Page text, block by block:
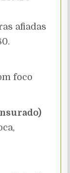
afiadas
foco